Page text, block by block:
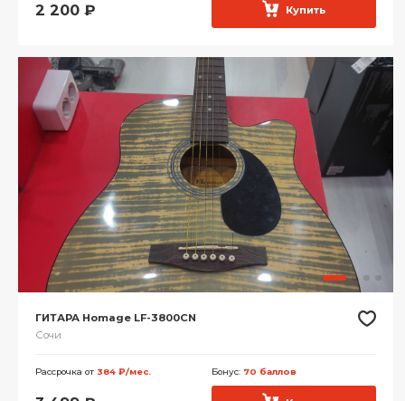
2 200 ₽ Купить
ГИТАРА Homage LF-3800CN
Сочи
Рассрочка от 384 ₽/мес. Бонус: 70 баллов